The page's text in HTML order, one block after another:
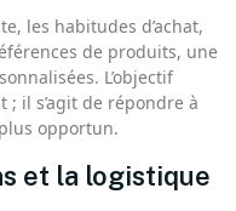
les habitudes d’achat,
de produits, une
L’objectif
; il s’agit de répondre à
opportun.
et la logistique